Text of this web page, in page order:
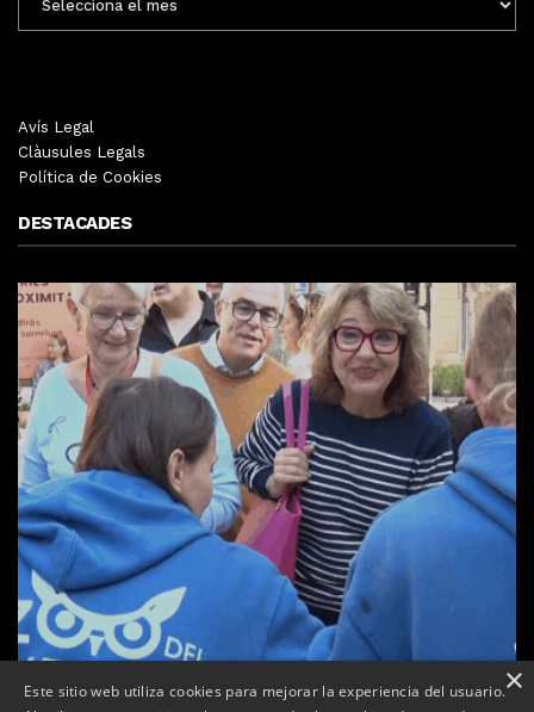
MENSUALS
Avís Legal
Clàusules Legals
Política de Cookies
DESTACADES
×
Este sitio web utiliza cookies para mejorar la experiencia del usuario.